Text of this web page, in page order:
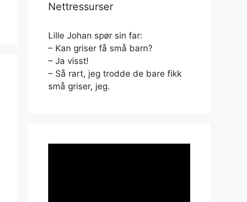
Nettressurser
Lille Johan spør sin far:
– Kan griser få små barn?
– Ja visst!
– Så rart, jeg trodde de bare fikk
små griser, jeg.